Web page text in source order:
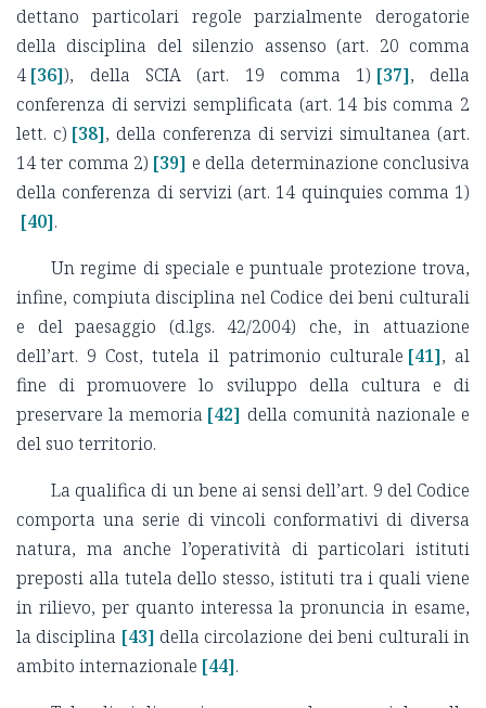
dettano particolari regole parzialmente derogatorie
della disciplina del silenzio assenso (art. 20 comma
4 [36]), della SCIA (art. 19 comma 1) [37], della
conferenza di servizi semplificata (art. 14 bis comma 2
lett. c) [38], della conferenza di servizi simultanea (art.
14 ter comma 2) [39] e della determinazione conclusiva
della conferenza di servizi (art. 14 quinquies comma 1)
[40].
Un regime di speciale e puntuale protezione trova,
infine, compiuta disciplina nel Codice dei beni culturali
e del paesaggio (d.lgs. 42/2004) che, in attuazione
dell’art. 9 Cost, tutela il patrimonio culturale [41], al
fine di promuovere lo sviluppo della cultura e di
preservare la memoria [42] della comunità nazionale e
del suo territorio.
La qualifica di un bene ai sensi dell’art. 9 del Codice
comporta una serie di vincoli conformativi di diversa
natura, ma anche l’operatività di particolari istituti
preposti alla tutela dello stesso, istituti tra i quali viene
in rilievo, per quanto interessa la pronuncia in esame,
la disciplina [43] della circolazione dei beni culturali in
ambito internazionale [44].